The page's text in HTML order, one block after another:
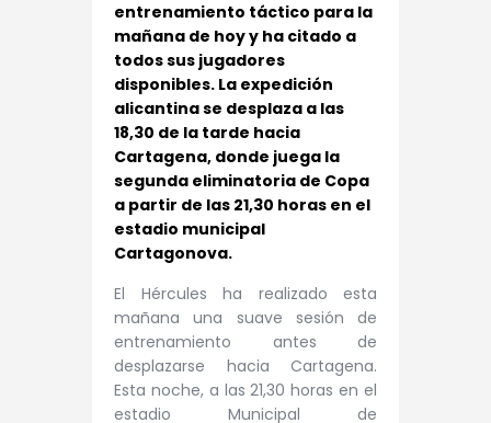
entrenamiento táctico para la
mañana de hoy y ha citado a
todos sus jugadores
disponibles. La expedición
alicantina se desplaza a las
18,30 de la tarde hacia
Cartagena, donde juega la
segunda eliminatoria de Copa
a partir de las 21,30 horas en el
estadio municipal
Cartagonova.
El Hércules ha realizado esta
mañana una suave sesión de
entrenamiento antes de
desplazarse hacia Cartagena.
Esta noche, a las 21,30 horas en el
estadio Municipal de